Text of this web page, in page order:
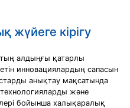
жүйеге кірігу
алдыңғы қатарлы
инновациялардың сапасын
анықтау мақсатында
және
бойынша халықаралық